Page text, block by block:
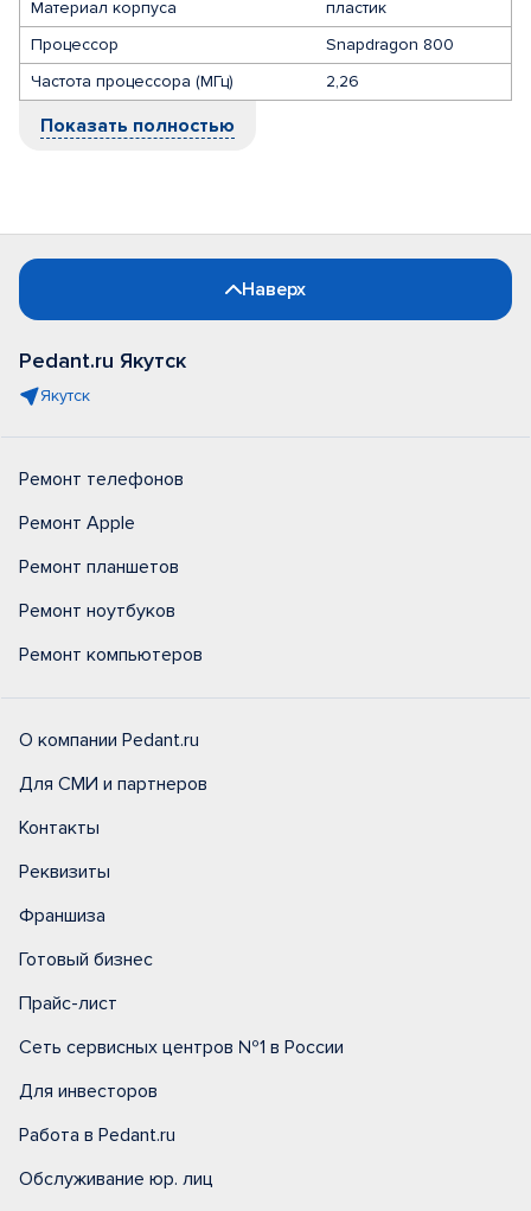
Материал корпуса
пластик
Процессор
Snapdragon 800
Частота процессора (МГц)
2,26
Показать полностью
Наверх
Pedant.ru Якутск
Якутск
Ремонт телефонов
Ремонт Apple
Ремонт планшетов
Ремонт ноутбуков
Ремонт компьютеров
О компании Pedant.ru
Для СМИ и партнеров
Контакты
Реквизиты
Франшиза
Готовый бизнес
Прайс-лист
Сеть сервисных центров №1 в России
Для инвесторов
Работа в Pedant.ru
Обслуживание юр. лиц